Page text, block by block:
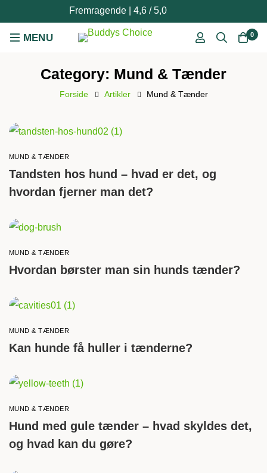
Fremragende | 4,6 / 5,0
0
Category: Mund & Tænder
Forside Artikler Mund & Tænder
MUND & TÆNDER
Tandsten hos hund – hvad er det, og
hvordan fjerner man det?
MUND & TÆNDER
Hvordan børster man sin hunds tænder?
MUND & TÆNDER
Kan hunde få huller i tænderne?
MUND & TÆNDER
Hund med gule tænder – hvad skyldes det,
og hvad kan du gøre?